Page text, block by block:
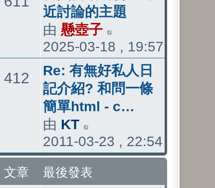
發
後
發
表
近討論的主題
由 懸壺子
視
最
後
發
2025-03-18 , 19:57
412 文最
後
發
表
Re: 有無好私人日
記介紹? 和問一條
簡單html - c…
由 KT
視
最
後
2011-03-23 , 22:54
文章 最後發表